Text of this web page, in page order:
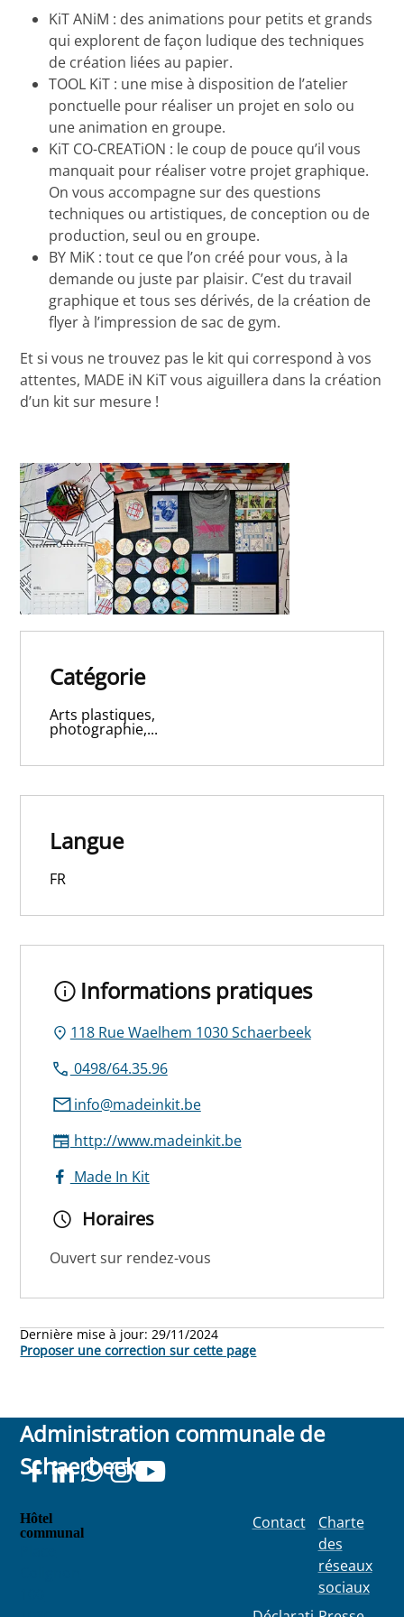
KiT ANiM : des animations pour petits et grands
qui explorent de façon ludique des techniques
de création liées au papier.
TOOL KiT : une mise à disposition de l’atelier
ponctuelle pour réaliser un projet en solo ou
une animation en groupe.
KiT CO-CREATiON : le coup de pouce qu’il vous
manquait pour réaliser votre projet graphique.
On vous accompagne sur des questions
techniques ou artistiques, de conception ou de
production, seul ou en groupe.
BY MiK : tout ce que l’on créé pour vous, à la
demande ou juste par plaisir. C’est du travail
graphique et tous ses dérivés, de la création de
flyer à l’impression de sac de gym.
Et si vous ne trouvez pas le kit qui correspond à vos
attentes, MADE iN KiT vous aiguillera dans la création
d’un kit sur mesure !
Catégorie
Arts plastiques,
photographie,...
Langue
FR
Informations pratiques
118 Rue Waelhem 1030 Schaerbeek
0498/64.35.96
info@madeinkit.be
http://www.madeinkit.be
Made In Kit
Horaires
Ouvert sur rendez-vous
Dernière mise à jour:29/11/2024
Proposer une correction sur cette page
Administration communale de
Schaerbeek
Hôtel
communal
Contact
Charte
des
réseaux
sociaux